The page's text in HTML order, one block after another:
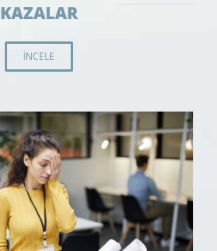
KAZALAR
INCELE